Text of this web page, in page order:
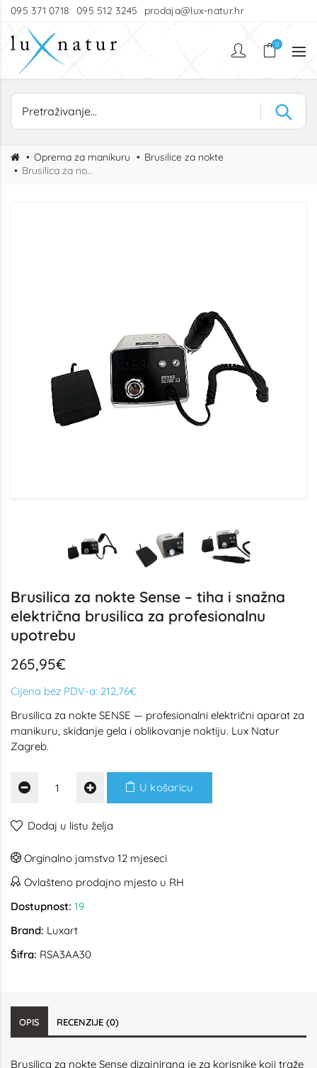
095 371 0718 095 512 3245 prodaja@lux-natur.hr
0
Oprema za manikuru
Brusilice za nokte
Brusilica za nokte SENSE
Brusilica za nokte Sense – tiha i snažna
električna brusilica za profesionalnu
upotrebu
265,95€
Cijena bez PDV-a: 212,76€
Brusilica za nokte SENSE — profesionalni električni aparat za
manikuru, skidanje gela i oblikovanje noktiju. Lux Natur
Zagreb.
U košaricu
Dodaj u listu želja
Orginalno jamstvo 12 mjeseci
Ovlašteno prodajno mjesto u RH
Dostupnost: 19
Brand: Luxart
Šifra: RSA3AA30
OPIS RECENZIJE (0)
Brusilica za nokte Sense dizajnirana je za korisnike koji traže